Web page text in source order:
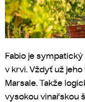
Fabio je
v krvi. Vždyť už
Marsale. Takže
vysokou vinařskou